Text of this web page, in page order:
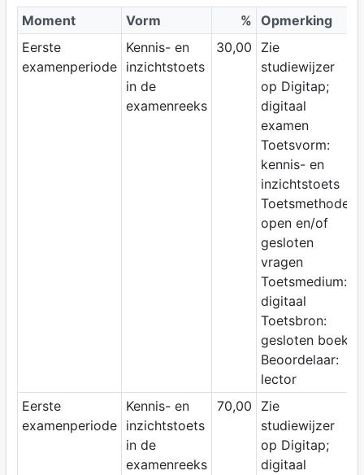
Moment
Vorm % Opmerking
Eerste
examenperiode
Kennis- en
inzichtstoets
in de
examenreeks
30,00
Zie
studiewijzer
op Digitap;
digitaal
examen
Toetsvorm:
kennis- en
inzichtstoets
Toetsmethode:
open en/of
gesloten
vragen
Toetsmedium:
digitaal
Toetsbron:
gesloten boek
Beoordelaar:
lector
Eerste
examenperiode
Kennis- en
inzichtstoets
in de
examenreeks
70,00
Zie
studiewijzer
op Digitap;
digitaal